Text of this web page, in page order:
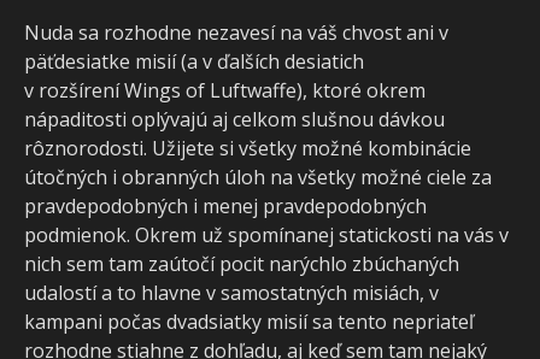
Nuda sa rozhodne nezavesí na váš chvost ani v
päťdesiatke misií (a v ďalších desiatich
v rozšírení Wings of Luftwaffe), ktoré okrem
nápaditosti oplývajú aj celkom slušnou dávkou
rôznorodosti. Užijete si všetky možné kombinácie
útočných i obranných úloh na všetky možné ciele za
pravdepodobných i menej pravdepodobných
podmienok. Okrem už spomínanej statickosti na vás v
nich sem tam zaútočí pocit narýchlo zbúchaných
udalostí a to hlavne v samostatných misiách, v
kampani počas dvadsiatky misií sa tento nepriateľ
rozhodne stiahne z dohľadu, aj keď sem tam nejaký